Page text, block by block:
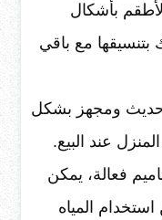
بأشكال
بتنسيقها مع باقي
ومجهز بشكل
عند البيع.
فعالة، يمكن
المياه